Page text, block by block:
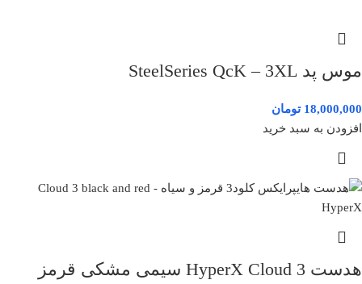
موس پد SteelSeries QcK – 3XL
18,000,000 تومان
افزودن به سبد خرید
هدست HyperX Cloud 3 سیمی مشکی قرمز